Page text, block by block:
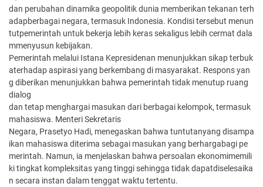
dan perubahan dinamika geopolitik dunia memberikan tekanan terh
adapberbagai negara, termasuk Indonesia. Kondisi tersebut menun
tutpemerintah untuk bekerja lebih keras sekaligus lebih cermat dala
mmenyusun kebijakan.
Pemerintah melalui Istana Kepresidenan menunjukkan sikap terbuk
aterhadap aspirasi yang berkembang di masyarakat. Respons yan
g diberikan menunjukkan bahwa pemerintah tidak menutup ruang
dialog
dan tetap menghargai masukan dari berbagai kelompok, termasuk
mahasiswa. Menteri Sekretaris
Negara, Prasetyo Hadi, menegaskan bahwa tuntutanyang disampa
ikan mahasiswa diterima sebagai masukan yang berhargabagi pe
merintah. Namun, ia menjelaskan bahwa persoalan ekonomimemili
ki tingkat kompleksitas yang tinggi sehingga tidak dapatdiselesaika
n secara instan dalam tenggat waktu tertentu.